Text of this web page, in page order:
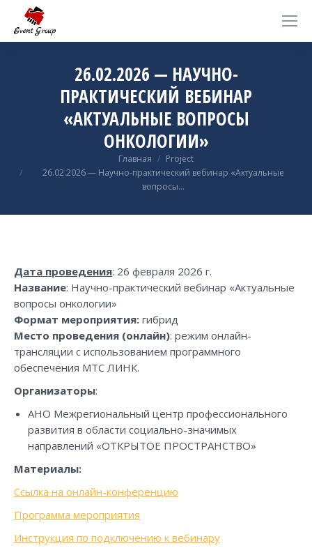
26.02.2026 — НАУЧНО-
ПРАКТИЧЕСКИЙ ВЕБИНАР
«АКТУАЛЬНЫЕ ВОПРОСЫ
ОНКОЛОГИИ»
Главная
Project
26.02.2026 — Научно-практический вебинар «Актуальные
вопросы…
Дата проведения: 26 февраля 2026 г.
Название: Научно-практический вебинар «Актуальные
вопросы онкологии»
Формат мероприятия: гибрид
Место проведения (онлайн): режим онлайн-
трансляции с использованием программного
обеспечения МТС ЛИНК.
Организаторы:
АНО Межрегиональный центр профессионального
развития в области социально-значимых
направлений «ОТКРЫТОЕ ПРОСТРАНСТВО»
Материалы:
Ссылка на онлайн-конференцию
Программа мероприятия
Инструкция по подключению к вебинару